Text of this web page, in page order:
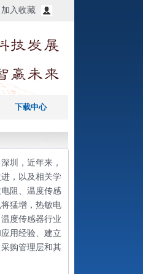
加入收藏
下载中心
圳，近年来，
，以及相关学
阻、温度传感
猛增，热敏电
度传感器行业
用经验、建立
购管理层和其